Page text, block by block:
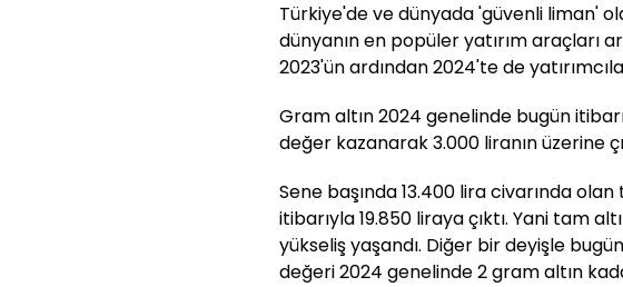
Türkiye'de ve dünyada 'güvenli liman'
dünyanın en popüler yatırım araçları
2023'ün ardından 2024'te de
Gram altın 2024 genelinde bugün
değer kazanarak 3.000 liranın üzerine
Sene başında 13.400 lira civarında
itibarıyla 19.850 liraya çıktı. Yani tam
yükseliş yaşandı. Diğer bir deyişle
değeri 2024 genelinde 2 gram altın